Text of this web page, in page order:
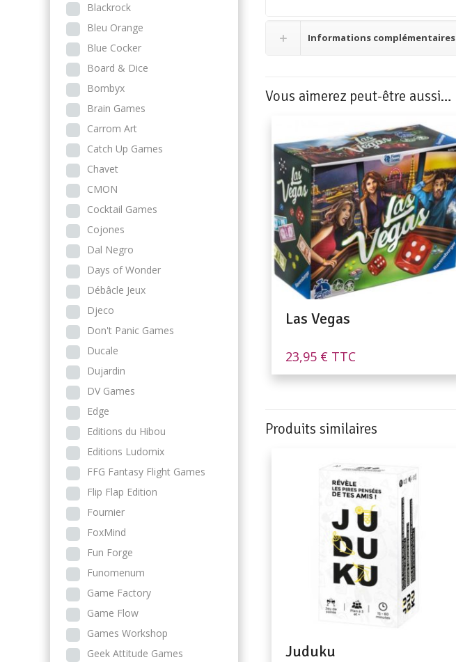
Informations complémentaires
Vous aimerez peut-être aussi…
Las Vegas
23,95 € TTC
Produits similaires
Juduku
Blackrock
Bleu Orange
Blue Cocker
Board & Dice
Bombyx
Brain Games
Carrom Art
Catch Up Games
Chavet
CMON
Cocktail Games
Cojones
Dal Negro
Days of Wonder
Débâcle Jeux
Djeco
Don't Panic Games
Ducale
Dujardin
DV Games
Edge
Editions du Hibou
Editions Ludomix
FFG Fantasy Flight Games
Flip Flap Edition
Fournier
FoxMind
Fun Forge
Funomenum
Game Factory
Game Flow
Games Workshop
Geek Attitude Games